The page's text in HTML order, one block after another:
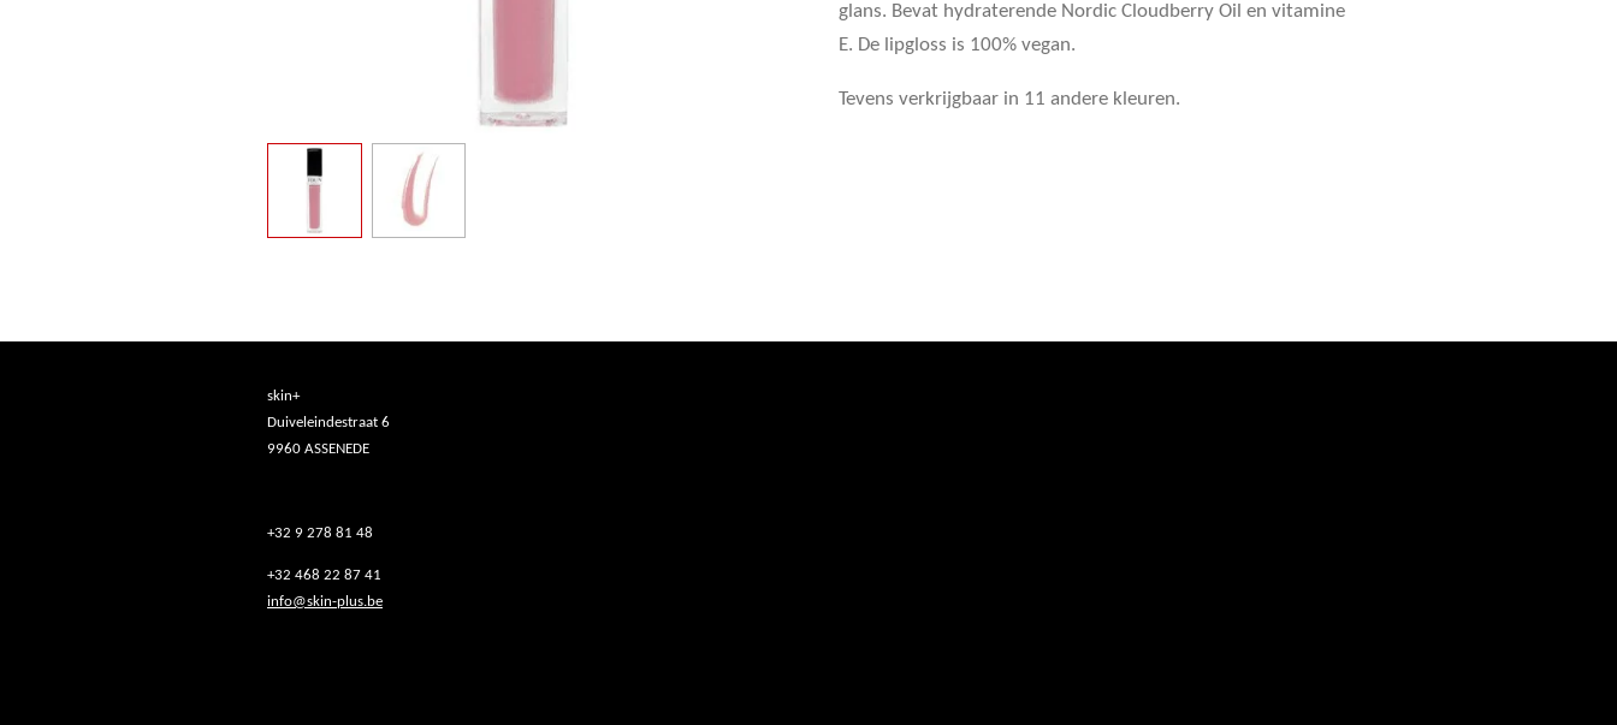
glans. Bevat hydraterende Nordic Cloudberry Oil en vitamine
E. De lipgloss is 100% vegan.
Tevens verkrijgbaar in 11 andere kleuren.
skin+
Duiveleindestraat 6
9960 ASSENEDE
+32 9 278 81 48
+32 468 22 87 41
info@skin-plus.be